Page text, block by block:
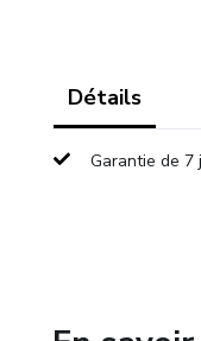
Détails
Garantie de 7